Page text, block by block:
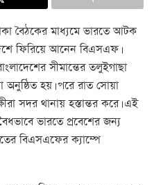
বৈঠকের মাধ্যমে ভারতে আটক
ফিরিয়ে আনেন বিএসএফ।
সীমান্তের তলুইগাছা
হয়। পরে রাত সোয়া
সদর থানায় হস্তান্তর করে। এই
ভারতে প্রবেশের জন্য
বিএসএফের ক্যাম্পে